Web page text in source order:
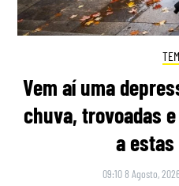
Vem aí uma
chuva, trovoadas
a
09:10 8 Agosto, 2026